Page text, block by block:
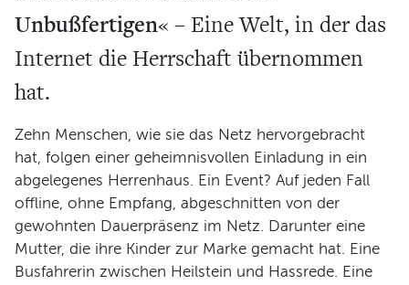
Programm
Unbußfertigen« – Eine Welt, in der das
Internet die Herrschaft übernommen
hat.
Zehn Menschen, wie sie das Netz hervorgebracht
hat, folgen einer geheimnisvollen Einladung in ein
abgelegenes Herrenhaus. Ein Event? Auf jeden Fall
offline, ohne Empfang, abgeschnitten von der
gewohnten Dauerpräsenz im Netz. Darunter eine
Mutter, die ihre Kinder zur Marke gemacht hat. Eine
Busfahrerin zwischen Heilstein und Hassrede. Eine